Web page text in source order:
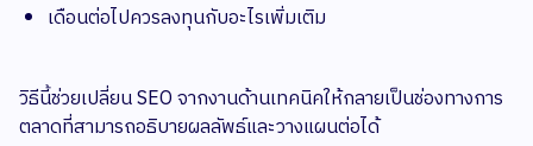
เดือนต่อไปควรลงทุนกับอะไรเพิ่มเติม
วิธีนี้ช่วยเปลี่ยน SEO จากงานด้านเทคนิคให้กลายเป็นช่องทางการ
ตลาดที่สามารถอธิบายผลลัพธ์และวางแผนต่อได้